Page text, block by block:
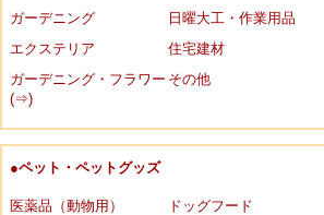
ガーデニング
日曜大工・作業用品
エクステリア
住宅建材
ガーデニング・フラワー
(⇒)
その他
●ペット・ペットグッズ
医薬品（動物用）
ドッグフード